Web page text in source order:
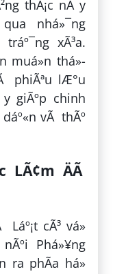
thÃ¡c nÃ y
qua nhá»¯ng
tráº¯ng xÃ³a.
muá»n thá»­
phiÃªu lÆ°u
y giÃºp chinh
dáº«n vÃ thÃº
LÃ¢m ÄÃ
Láº¡t cÃ³ vá»
nÃºi Phá»¥ng
ra phÃ­a há»